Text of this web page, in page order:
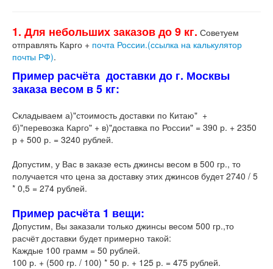
1. Для небольших заказов до 9 кг. Советуем
отправлять Карго + почта России.(ссылка на калькулятор
почты РФ).
Пример расчёта доставки до г. Москвы
заказа весом в 5 кг:
Складываем а)"стоимость доставки по Китаю" +
б)"перевозка Карго" + в)"доставка по России" = 390 р. + 2350
р + 500 р. = 3240 рублей.
Допустим, у Вас в заказе есть джинсы весом в 500 гр., то
получается что цена за доставку этих джинсов будет 2740 / 5
* 0,5 = 274 рублей.
Пример расчёта 1 вещи:
Допустим, Вы заказали только джинсы весом 500 гр.,то
расчёт доставки будет примерно такой:
Каждые 100 грамм = 50 рублей.
100 р. + (500 гр. / 100) * 50 р. + 125 р. = 475 рублей.